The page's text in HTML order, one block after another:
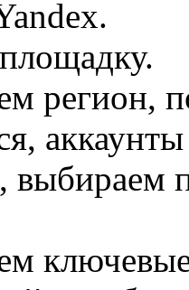
регион,
выбираем